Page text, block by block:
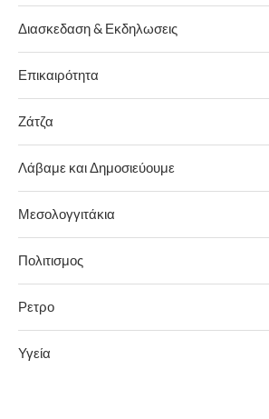
Διασκεδαση & Εκδηλωσεις
Επικαιρότητα
Ζάτζα
Λάβαμε και Δημοσιεύουμε
Μεσολογγιτάκια
Πολιτισμος
Ρετρο
Υγεία